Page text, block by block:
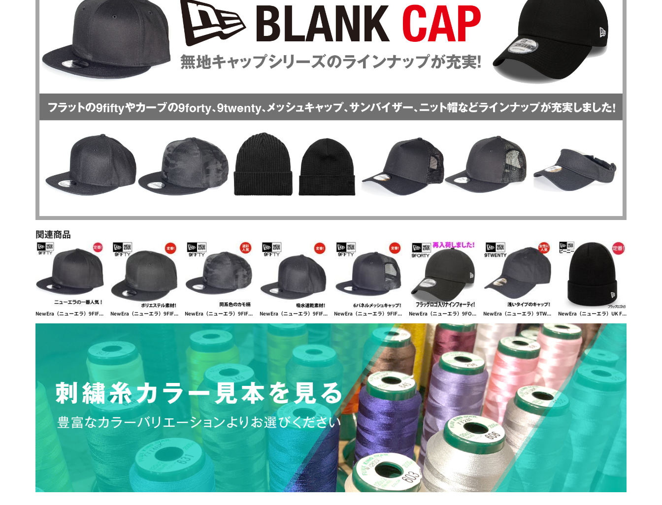
関連商品
NewEra（ニューエラ）9FIFTY Flat Bill Snapback Cap【本体価格(税抜)￥4,990】 NewEra（ニューエラ）9FIFTY Standard Flat Snapback【本体価格(税抜)￥4,990】 NewEra（ニューエラ）9FIFTY Camo Flat Bill Snapback Cap【本体価格(税抜)￥4,990】 NewEra（ニューエラ）9FIFTY Diamond Flat Snapback【本体価格(税抜)￥4,990】 NewEra（ニューエラ）9FIFTY Standard Fit Trucker Cap【本体価格(税抜)￥4,990】 NewEra（ニューエラ）9FORTY CLASSIC フラッグロゴ入り【本体価格(税抜)￥5,800】 NewEra（ニューエラ）9TWENTY Adjustable low cap【本体価格(税抜)￥4,990】 NewEra（ニューエラ）UK Flag knit beanie 【本体価格(税抜)￥5,800】